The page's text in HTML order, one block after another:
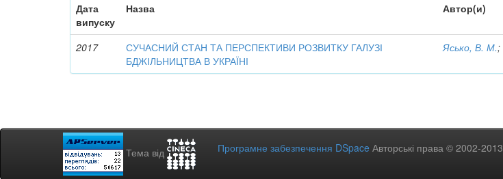
Дата
випуску
Назва Автор(и)
2017
СУЧАСНИЙ СТАН ТА ПЕРСПЕКТИВИ РОЗВИТКУ ГАЛУЗІ
БДЖІЛЬНИЦТВА В УКРАЇНІ
Ясько, В. М.;
Тема від Програмне забезпечення DSpace Авторські права © 2002-2013